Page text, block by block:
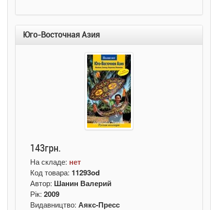
Юго-Восточная Азия
143грн.
На складе: нет
Код товара: 11293od
Автор: Шанин Валерий
Рік: 2009
Видавництво: Аякс-Пресс